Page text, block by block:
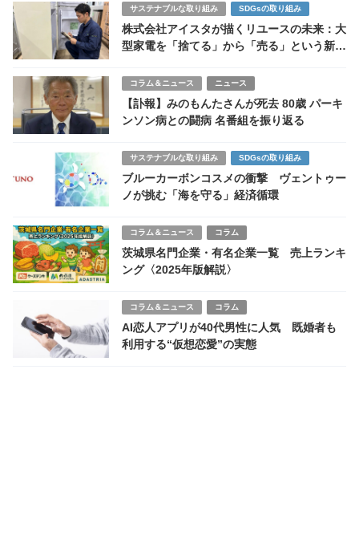
サステナブルな取り組み SDGsの取り組み
株式会社アイスタが描くリユースの未来：大
型家電を「捨てる」から「売る」という新常
コラム＆ニュース ニュース
【訃報】みのもんたさんが死去 80歳 パーキ
ンソン病との闘病 名番組を振り返る
サステナブルな取り組み SDGsの取り組み
ブルーカーボンコスメの衝撃 ヴェントゥー
ノが挑む「海を守る」経済循環
コラム＆ニュース コラム
茨城県名門企業・有名企業一覧 売上ランキ
ング〈2025年版解説〉
コラム＆ニュース コラム
AI恋人アプリが40代男性に人気 既婚者も
利用する“仮想恋愛”の実態